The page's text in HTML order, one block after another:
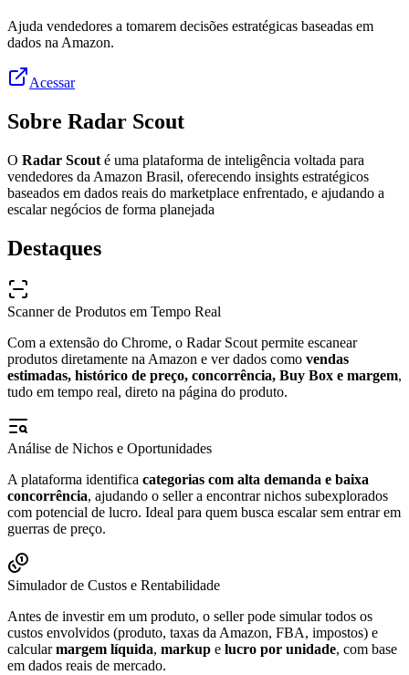
Ajuda vendedores a tomarem decisões estratégicas baseadas em
dados na Amazon.
Acessar
Sobre Radar Scout
O Radar Scout é uma plataforma de inteligência voltada para
vendedores da Amazon Brasil, oferecendo insights estratégicos
baseados em dados reais do marketplace enfrentado, e ajudando a
escalar negócios de forma planejada
Destaques
Scanner de Produtos em Tempo Real
Com a extensão do Chrome, o Radar Scout permite escanear
produtos diretamente na Amazon e ver dados como vendas
estimadas, histórico de preço, concorrência, Buy Box e margem,
tudo em tempo real, direto na página do produto.
Análise de Nichos e Oportunidades
A plataforma identifica categorias com alta demanda e baixa
concorrência, ajudando o seller a encontrar nichos subexplorados
com potencial de lucro. Ideal para quem busca escalar sem entrar em
guerras de preço.
Simulador de Custos e Rentabilidade
Antes de investir em um produto, o seller pode simular todos os
custos envolvidos (produto, taxas da Amazon, FBA, impostos) e
calcularmargem líquida, markup e lucro por unidade, com base
em dados reais de mercado.